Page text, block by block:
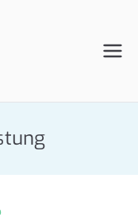
Eberhar